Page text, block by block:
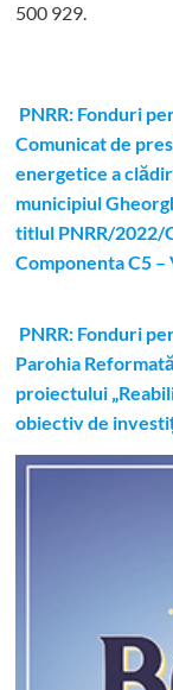
500 929.
PNRR: Fonduri
Comunicat de
energetice a
municipiul
titlul PNRR/2022/
Componenta C5
PNRR: Fonduri
Parohia
proiectului
obiectiv de